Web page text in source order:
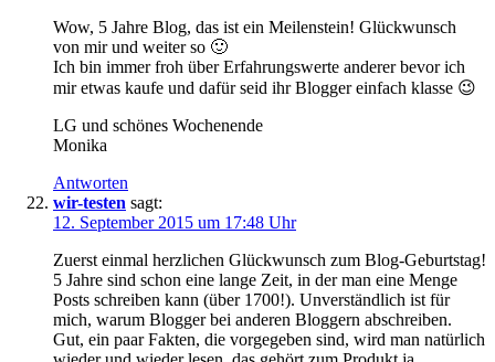
Wow, 5 Jahre Blog, das ist ein Meilenstein! Glückwunsch
von mir und weiter so 🙂
Ich bin immer froh über Erfahrungswerte anderer bevor ich
mir etwas kaufe und dafür seid ihr Blogger einfach klasse 😉
LG und schönes Wochenende
Monika
Antworten
wir-testen sagt:
12. September 2015 um 17:48 Uhr
Zuerst einmal herzlichen Glückwunsch zum Blog-Geburtstag!
5 Jahre sind schon eine lange Zeit, in der man eine Menge
Posts schreiben kann (über 1700!). Unverständlich ist für
mich, warum Blogger bei anderen Bloggern abschreiben.
Gut, ein paar Fakten, die vorgegeben sind, wird man natürlich